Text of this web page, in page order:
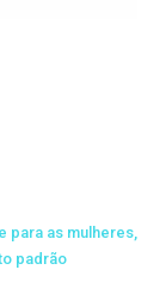
para as mulheres,
padrão